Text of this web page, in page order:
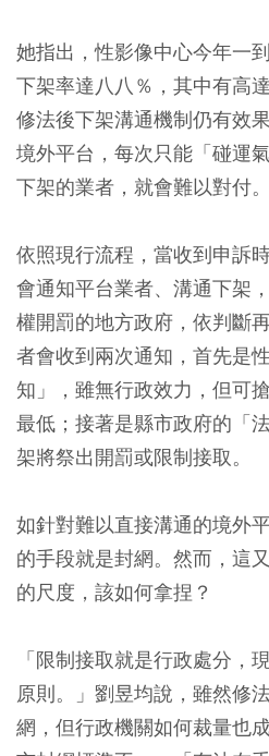
她指出，性影像中心今年一
下架率達八八％，其中有高
修法後下架溝通機制仍有效
境外平台，每次只能「碰運
下架的業者，就會難以對付。
依照現行流程，當收到申訴
會通知平台業者、溝通下架
權開罰的地方政府，依判斷
者會收到兩次通知，首先是
知」，雖無行政效力，但可
最低；接著是縣市政府的「
架將祭出開罰或限制接取。
如針對難以直接溝通的境外
的手段就是封網。然而，這
的尺度，該如何拿捏？
「限制接取就是行政處分，
原則。」劉昱均說，雖然修
網，但行政機關如何裁量也